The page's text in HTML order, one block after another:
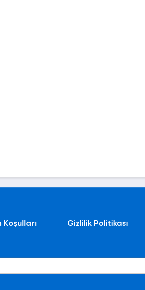
Koşulları Gizlilik Politikası